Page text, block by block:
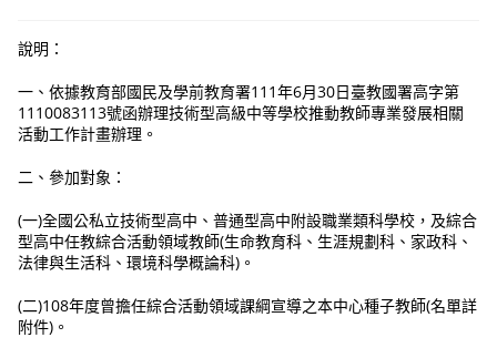
說明：
一、依據教育部國民及學前教育署111年6月30日臺教國署高字第
1110083113號函辦理技術型高級中等學校推動教師專業發展相關
活動工作計畫辦理。
二、參加對象：
(一)全國公私立技術型高中、普通型高中附設職業類科學校，及綜合
型高中任教綜合活動領域教師(生命教育科、生涯規劃科、家政科、
法律與生活科、環境科學概論科)。
(二)108年度曾擔任綜合活動領域課綱宣導之本中心種子教師(名單詳
附件)。